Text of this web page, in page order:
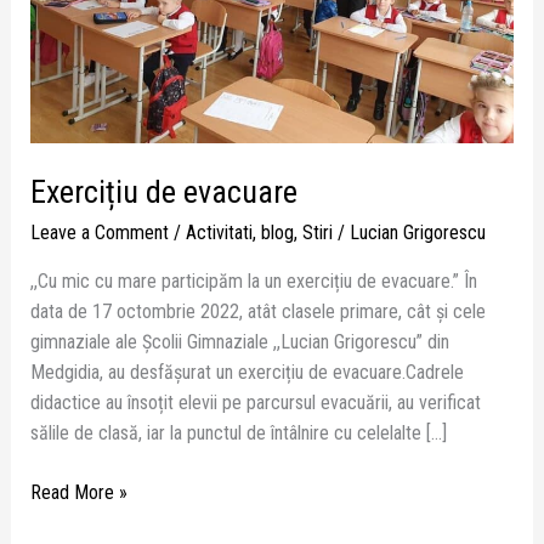
Exercițiu de evacuare
Leave a Comment / Activitati, blog, Stiri/ Lucian Grigorescu
,,Cu mic cu mare participăm la un exercițiu de evacuare.” În
data de 17 octombrie 2022, atât clasele primare, cât și cele
gimnaziale ale Școlii Gimnaziale ,,Lucian Grigorescu” din
Medgidia, au desfășurat un exercițiu de evacuare.Cadrele
didactice au însoțit elevii pe parcursul evacuării, au verificat
sălile de clasă, iar la punctul de întâlnire cu celelalte […]
Read More »